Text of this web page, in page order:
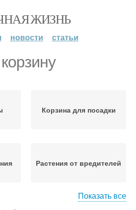
ЖИЗНЬ
новости статьи
Корзина для посадки
Растения от вредителей
Показать все